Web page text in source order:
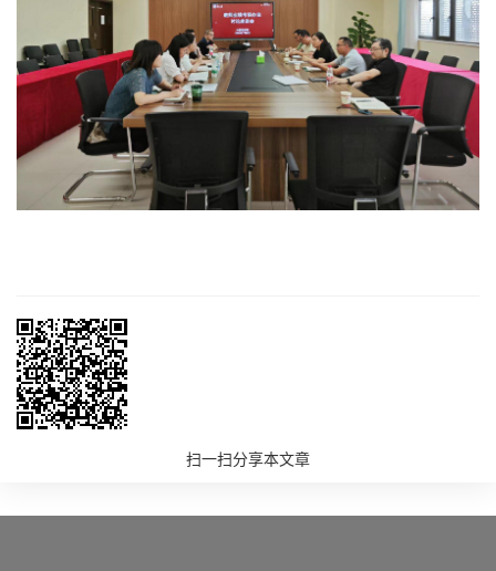
扫一扫分享本文章